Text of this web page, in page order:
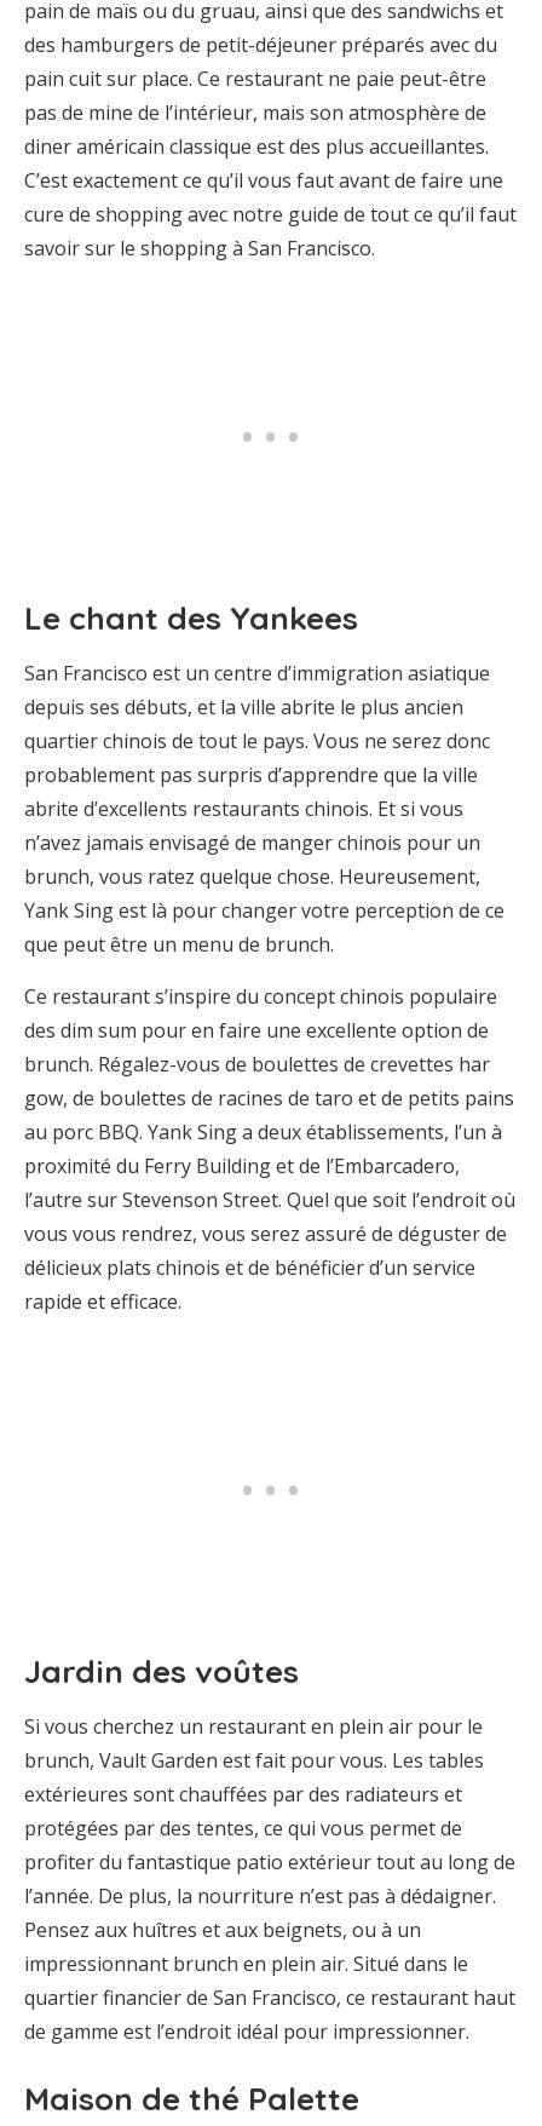
pain de maïs ou du gruau, ainsi que des sandwichs et
des hamburgers de petit-déjeuner préparés avec du
pain cuit sur place. Ce restaurant ne paie peut-être
pas de mine de l’intérieur, mais son atmosphère de
diner américain classique est des plus accueillantes.
C’est exactement ce qu’il vous faut avant de faire une
cure de shopping avec notre guide de tout ce qu’il faut
savoir sur le shopping à San Francisco.
Le chant des Yankees
San Francisco est un centre d’immigration asiatique
depuis ses débuts, et la ville abrite le plus ancien
quartier chinois de tout le pays. Vous ne serez donc
probablement pas surpris d’apprendre que la ville
abrite d’excellents restaurants chinois. Et si vous
n’avez jamais envisagé de manger chinois pour un
brunch, vous ratez quelque chose. Heureusement,
Yank Sing est là pour changer votre perception de ce
que peut être un menu de brunch.
Ce restaurant s’inspire du concept chinois populaire
des dim sum pour en faire une excellente option de
brunch. Régalez-vous de boulettes de crevettes har
gow, de boulettes de racines de taro et de petits pains
au porc BBQ. Yank Sing a deux établissements, l’un à
proximité du Ferry Building et de l’Embarcadero,
l’autre sur Stevenson Street. Quel que soit l’endroit où
vous vous rendrez, vous serez assuré de déguster de
délicieux plats chinois et de bénéficier d’un service
rapide et efficace.
Jardin des voûtes
Si vous cherchez un restaurant en plein air pour le
brunch, Vault Garden est fait pour vous. Les tables
extérieures sont chauffées par des radiateurs et
protégées par des tentes, ce qui vous permet de
profiter du fantastique patio extérieur tout au long de
l’année. De plus, la nourriture n’est pas à dédaigner.
Pensez aux huîtres et aux beignets, ou à un
impressionnant brunch en plein air. Situé dans le
quartier financier de San Francisco, ce restaurant haut
de gamme est l’endroit idéal pour impressionner.
Maison de thé Palette